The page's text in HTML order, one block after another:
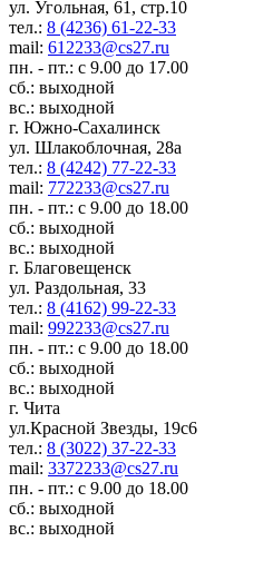
ул. Угольная, 61, стр.10
тел.: 8 (4236) 61-22-33
mail: 612233@cs27.ru
пн. - пт.: с 9.00 до 17.00
сб.: выходной
вс.: выходной
г. Южно-Сахалинск
ул. Шлакоблочная, 28а
тел.: 8 (4242) 77-22-33
mail: 772233@cs27.ru
пн. - пт.: с 9.00 до 18.00
сб.: выходной
вс.: выходной
г. Благовещенск
ул. Раздольная, 33
тел.: 8 (4162) 99-22-33
mail: 992233@cs27.ru
пн. - пт.: с 9.00 до 18.00
сб.: выходной
вс.: выходной
г. Чита
ул.Красной Звезды, 19с6
тел.: 8 (3022) 37-22-33
mail: 3372233@cs27.ru
пн. - пт.: с 9.00 до 18.00
сб.: выходной
вс.: выходной